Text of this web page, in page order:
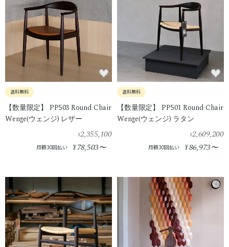
送料無料
【数量限定】 PP503 Round Chair
Wenge(ウェンジ) レザー
¥2,355,100
月額30回払い ¥78,503〜
送料無料
【数量限定】 PP501 Round Chair
Wenge(ウェンジ) ラタン
¥2,609,200
月額30回払い ¥86,973〜